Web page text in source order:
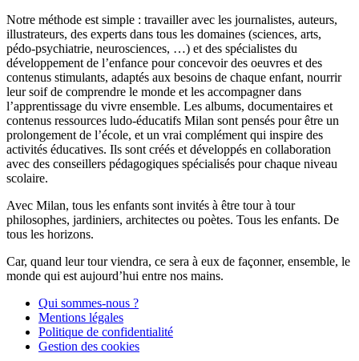
Notre méthode est simple : travailler avec les journalistes, auteurs,
illustrateurs, des experts dans tous les domaines (sciences, arts,
pédo-psychiatrie, neurosciences, …) et des spécialistes du
développement de l’enfance pour concevoir des oeuvres et des
contenus stimulants, adaptés aux besoins de chaque enfant, nourrir
leur soif de comprendre le monde et les accompagner dans
l’apprentissage du vivre ensemble. Les albums, documentaires et
contenus ressources ludo-éducatifs Milan sont pensés pour être un
prolongement de l’école, et un vrai complément qui inspire des
activités éducatives. Ils sont créés et développés en collaboration
avec des conseillers pédagogiques spécialisés pour chaque niveau
scolaire.
Avec Milan, tous les enfants sont invités à être tour à tour
philosophes, jardiniers, architectes ou poètes. Tous les enfants. De
tous les horizons.
Car, quand leur tour viendra, ce sera à eux de façonner, ensemble, le
monde qui est aujourd’hui entre nos mains.
Qui sommes-nous ?
Mentions légales
Politique de confidentialité
Gestion des cookies